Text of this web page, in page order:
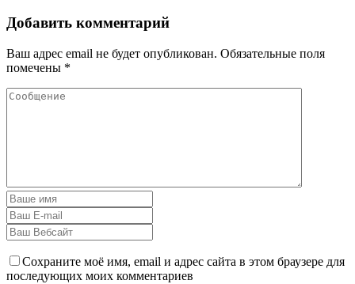
Добавить комментарий
Ваш адрес email не будет опубликован. Обязательные поля
помечены *
Сохраните моё имя, email и адрес сайта в этом браузере для
последующих моих комментариев